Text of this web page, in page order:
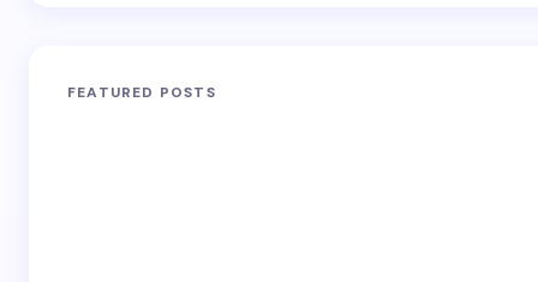
FEATURED POSTS